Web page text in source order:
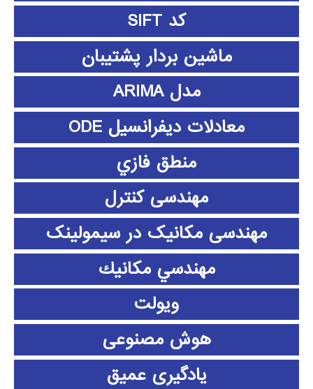
کد SIFT
ماشین بردار پشتیبان
مدل ARIMA
معادلات دیفرانسیل ODE
منطق فازي
مهندسی کنترل
مهندسی مکانیک در سیمولینک
مهندسي مكانيك
ویولت
هوش مصنوعی
یادگیری عمیق